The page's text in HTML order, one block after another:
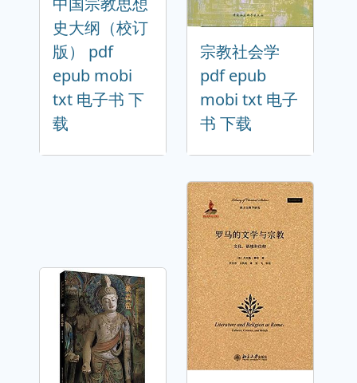
史大纲（校订
版） pdf
epub mobi
txt 电子书 下
载
宗教社会学
pdf epub
mobi txt 电子
书 下载